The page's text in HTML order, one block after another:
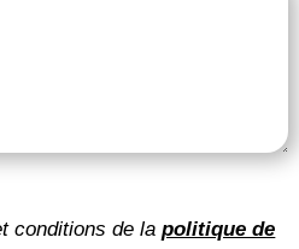
conditions de lapolitique de